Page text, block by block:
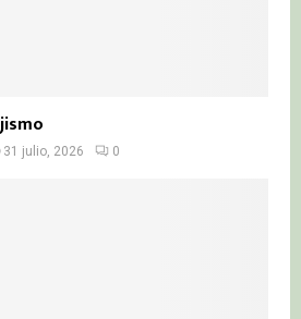
31 julio, 2026 0